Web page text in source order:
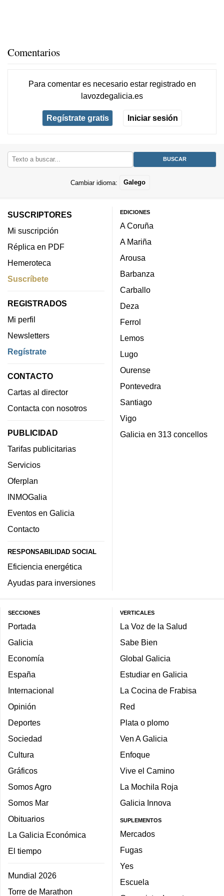
Comentarios
Para comentar es necesario estar registradoen
lavozdegalicia.es
Regístrate gratis Iniciar sesión
Cambiar idioma: Galego
SUSCRIPTORES
Mi suscripción
Réplica en PDF
Hemeroteca
Suscríbete
REGISTRADOS
Mi perfil
Newsletters
Regístrate
CONTACTO
Cartas al director
Contacta con nosotros
PUBLICIDAD
Tarifas publicitarias
Servicios
Oferplan
INMOGalia
Eventos en Galicia
Contacto
RESPONSABILIDAD SOCIAL
Eficiencia energética
Ayudas para inversiones
EDICIONES
A Coruña
A Mariña
Arousa
Barbanza
Carballo
Deza
Ferrol
Lemos
Lugo
Ourense
Pontevedra
Santiago
Vigo
Galicia en 313 concellos
SECCIONES
Portada
Galicia
Economía
España
Internacional
Opinión
Deportes
Sociedad
Cultura
Gráficos
Somos Agro
Somos Mar
Obituarios
La Galicia Económica
El tiempo
Mundial 2026
Torre de Marathon
VERTICALES
La Voz de la Salud
Sabe Bien
Global Galicia
Estudiar en Galicia
La Cocina de Frabisa
Red
Plata o plomo
Ven A Galicia
Enfoque
Vive el Camino
La Mochila Roja
Galicia Innova
SUPLEMENTOS
Mercados
Fugas
Yes
Escuela